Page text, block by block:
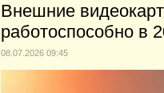
Внешние
работоспособно в
08.07.2026 09:45